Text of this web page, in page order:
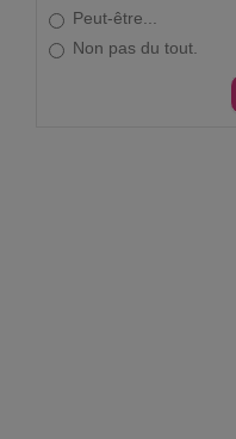
Peut-être...
Non pas du tout.